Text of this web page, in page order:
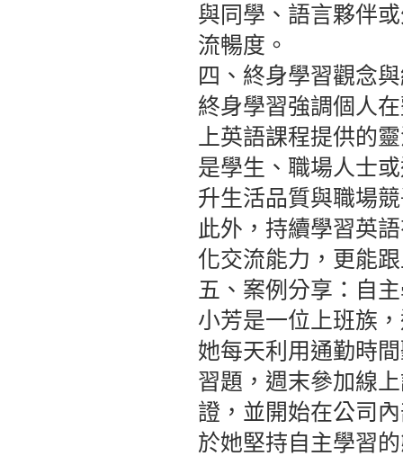
與同學、語言夥伴
流暢度。
四、終身學習觀念
終身學習強調個人
上英語課程提供的
是學生、職場人士
升生活品質與職場
此外，持續學習英
化交流能力，更能
五、案例分享：自
小芳是一位上班族
她每天利用通勤時
習題，週末參加線
證，並開始在公司
於她堅持自主學習